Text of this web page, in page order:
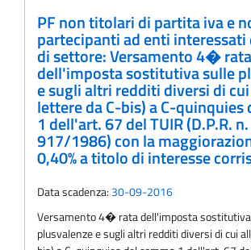
PF non titolari di partita iva e
partecipanti ad enti
di settore: Versamento 4� rata
dell'imposta sostitutiva sulle
e sugli altri redditi diversi di
lettere da C-bis) a C-quinquies
1 dell'art. 67 del TUIR (D.P.R. n.
917/1986) con la
0,40% a titolo di interesse
Data scadenza: 30-09-2016
Versamento 4� rata dell'imposta
plusvalenze e sugli altri redditi diversi di cui